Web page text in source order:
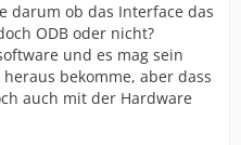
darum ob das Interface das
ODB oder nicht?
und es mag sein
bekomme, aber dass
auch mit der Hardware